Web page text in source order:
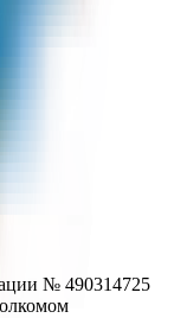
№ 490314725